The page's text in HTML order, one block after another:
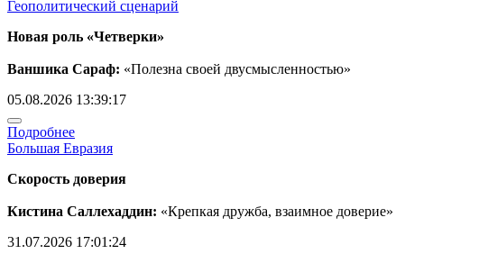
Геополитический сценарий
Новая роль «Четверки»
Ваншика Сараф: «Полезна своей двусмысленностью»
05.08.2026 13:39:17
Подробнее
Большая Евразия
Скорость доверия
Кистина Саллехаддин: «Крепкая дружба, взаимное доверие»
31.07.2026 17:01:24